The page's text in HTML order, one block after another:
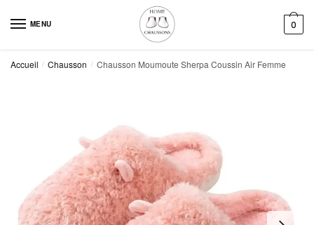
MENU 0
Accueil / Chausson / Chausson Moumoute Sherpa Coussin Air Femme